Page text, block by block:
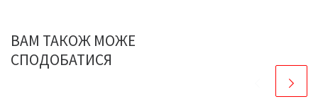
ВАМ ТАКОЖ МОЖЕ
СПОДОБАТИСЯ